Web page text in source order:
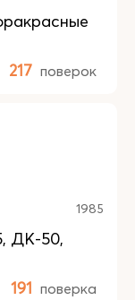
217 поверок
1985
ДК-50,
191 поверка